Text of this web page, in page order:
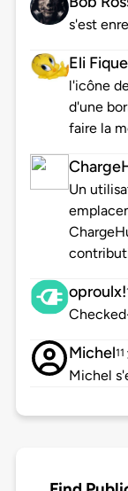
s'est
Eli
l'icône
d'une
faire la
Un
oproulx!
Michel
Michel